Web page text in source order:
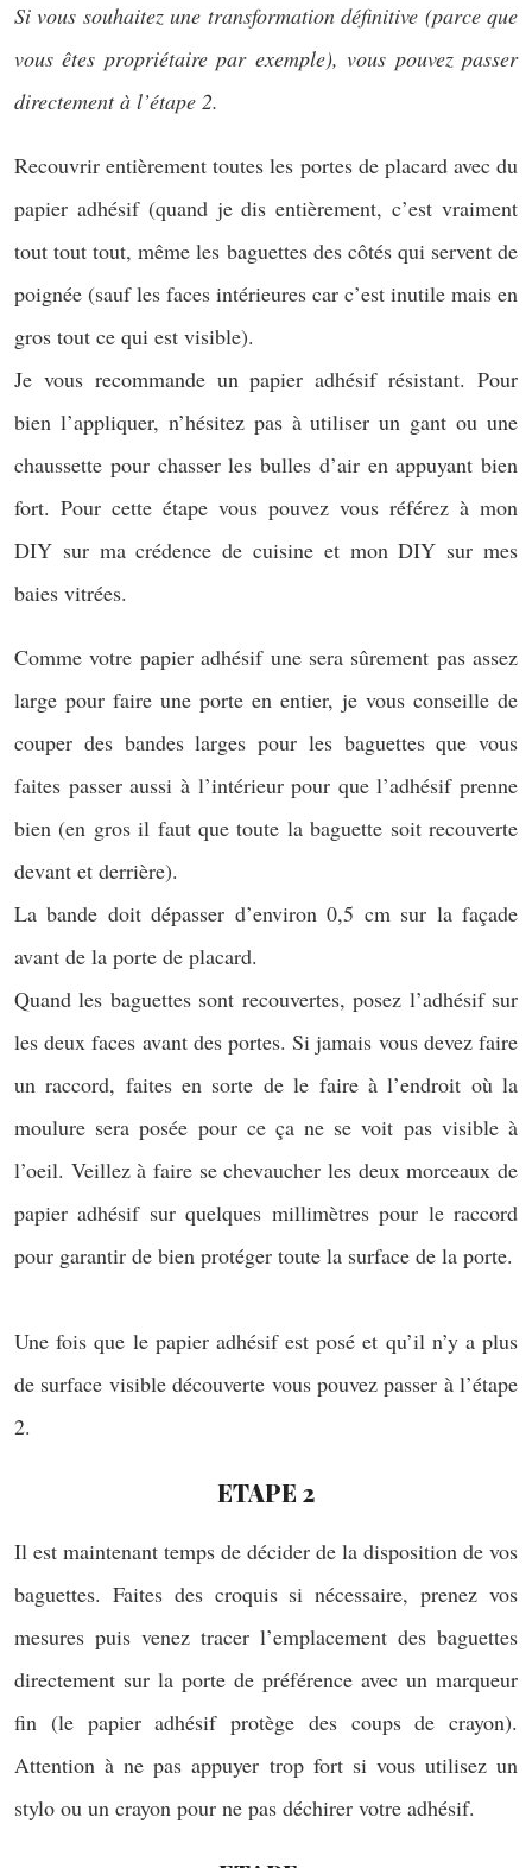
Si vous souhaitez une transformation définitive (parce que
vous êtes propriétaire par exemple), vous pouvez passer
directement à l’étape 2.
Recouvrir entièrement toutes les portes de placard avec du
papier adhésif (quand je dis entièrement, c’est vraiment
tout tout tout, même les baguettes des côtés qui servent de
poignée (sauf les faces intérieures car c’est inutile mais en
gros tout ce qui est visible).
Je vous recommande un papier adhésif résistant. Pour
bien l’appliquer, n’hésitez pas à utiliser un gant ou une
chaussette pour chasser les bulles d’air en appuyant bien
fort. Pour cette étape vous pouvez vous référez à mon
DIY sur ma crédence de cuisine et mon DIY sur mes
baies vitrées.
Comme votre papier adhésif une sera sûrement pas assez
large pour faire une porte en entier, je vous conseille de
couper des bandes larges pour les baguettes que vous
faites passer aussi à l’intérieur pour que l’adhésif prenne
bien (en gros il faut que toute la baguette soit recouverte
devant et derrière).
La bande doit dépasser d’environ 0,5 cm sur la façade
avant de la porte de placard.
Quand les baguettes sont recouvertes, posez l’adhésif sur
les deux faces avant des portes. Si jamais vous devez faire
un raccord, faites en sorte de le faire à l’endroit où la
moulure sera posée pour ce ça ne se voit pas visible à
l’oeil. Veillez à faire se chevaucher les deux morceaux de
papier adhésif sur quelques millimètres pour le raccord
pour garantir de bien protéger toute la surface de la porte.
Une fois que le papier adhésif est posé et qu’il n’y a plus
de surface visible découverte vous pouvez passer à l’étape
2.
ETAPE 2
Il est maintenant temps de décider de la disposition de vos
baguettes. Faites des croquis si nécessaire, prenez vos
mesures puis venez tracer l’emplacement des baguettes
directement sur la porte de préférence avec un marqueur
fin (le papier adhésif protège des coups de crayon).
Attention à ne pas appuyer trop fort si vous utilisez un
stylo ou un crayon pour ne pas déchirer votre adhésif.